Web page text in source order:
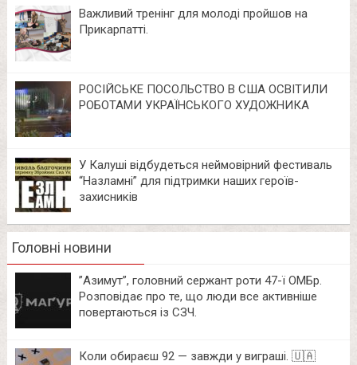
Важливий тренінг для молоді пройшов на
Прикарпатті.
РОСІЙСЬКЕ ПОСОЛЬСТВО В США ОСВІТИЛИ
РОБОТАМИ УКРАЇНСЬКОГО ХУДОЖНИКА
У Калуші відбудеться неймовірний фестиваль
“Назламні” для підтримки наших героїв-
захисників
Головні новини
⁨”Азимут”, головний сержант роти 47-ї ОМБр.
Розповідає про те, що люди все активніше
повертаються із СЗЧ.
Коли обираєш 92 — завжди у виграші. 🇺🇦